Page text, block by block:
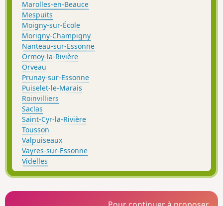
Marolles-en-Beauce
Mespuits
Moigny-sur-École
Morigny-Champigny
Nanteau-sur-Essonne
Ormoy-la-Rivière
Orveau
Prunay-sur-Essonne
Puiselet-le-Marais
Roinvilliers
Saclas
Saint-Cyr-la-Rivière
Tousson
Valpuiseaux
Vayres-sur-Essonne
Videlles